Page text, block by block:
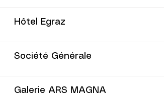
Hôtel Egraz
Société Générale
Galerie ARS MAGNA